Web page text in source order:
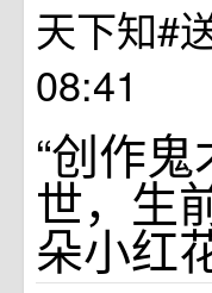
08:41
“创作鬼
世，生
朵小红